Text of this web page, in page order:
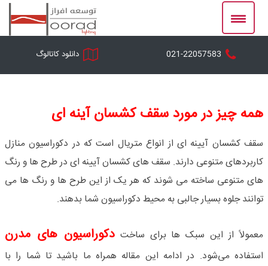
Skip
content
دانلود کاتالوگ 021-22057583
همه چیز در مورد سقف کشسان آینه ای
سقف کشسان آیینه ای از انواع متریال است که در دکوراسیون منازل
کاربردهای متنوعی دارند. سقف های کشسان آیینه ای در طرح ها و رنگ
های متنوعی ساخته می شوند که هر یک از این طرح ها و رنگ ها می
توانند جلوه بسیار جالبی به محیط دکوراسیون شما بدهند.
معمولاً از این سبک ها برای ساختدکوراسیون های مدرن
استفاده می‌شود. در ادامه این مقاله همراه ما باشید تا شما را با